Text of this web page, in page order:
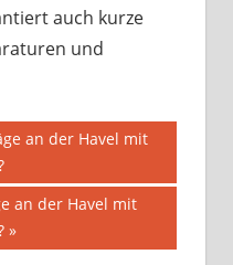
auch kurze
und
an der Havel mit
an der Havel mit